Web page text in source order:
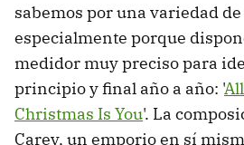
sabemos por una variedad
especialmente porque
medidor muy preciso para
principio y final año a año: '
Christmas Is You'. La
Carey, un emporio en sí